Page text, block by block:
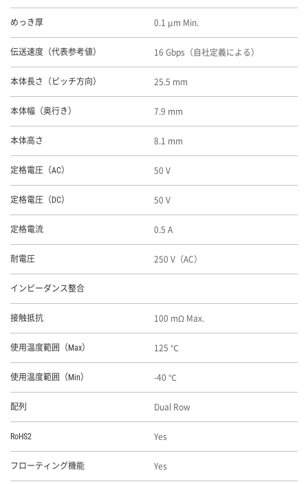
めっき厚 0.1 μm Min.
伝送速度（代表参考値） 16 Gbps（自社定義による）
本体長さ（ピッチ方向） 25.5 mm
本体幅（奥行き） 7.9 mm
本体高さ 8.1 mm
定格電圧（AC） 50 V
定格電圧（DC） 50 V
定格電流 0.5 A
耐電圧 250 V（AC）
インピーダンス整合
接触抵抗 100 mΩ Max.
使用温度範囲（Max） 125 ℃
使用温度範囲（Min） -40 ℃
配列 Dual Row
RoHS2 Yes
フローティング機能 Yes